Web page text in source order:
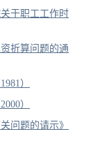
于职工工作时
折算问题的通
）
）
问题的请示》